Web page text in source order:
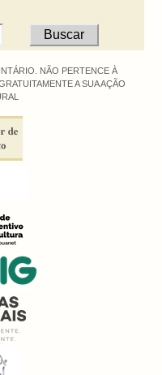
NÃO PERTENCE À
A SUA AÇÃO